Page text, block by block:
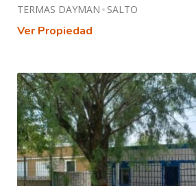
TERMAS DAYMAN SALTO
Ver Propiedad